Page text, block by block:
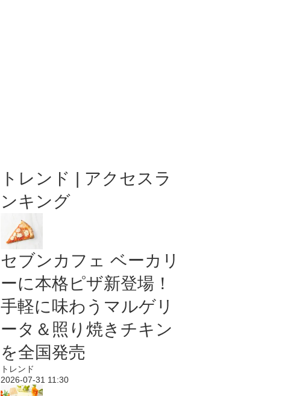
トレンド | アクセスラ
ンキング
セブンカフェ ベーカリ
ーに本格ピザ新登場！
手軽に味わうマルゲリ
ータ＆照り焼きチキン
を全国発売
トレンド
2026-07-31 11:30